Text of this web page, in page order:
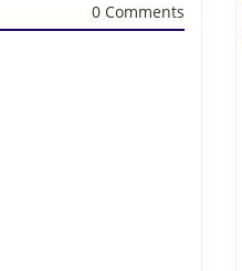
0 Comments